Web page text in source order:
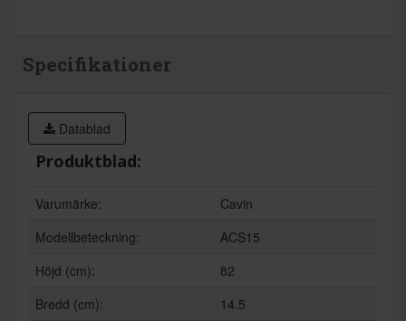
Specifikationer
Datablad
Produktblad:
Varumärke:
Cavin
Modellbeteckning:
ACS15
Höjd (cm):
82
Bredd (cm):
14.5